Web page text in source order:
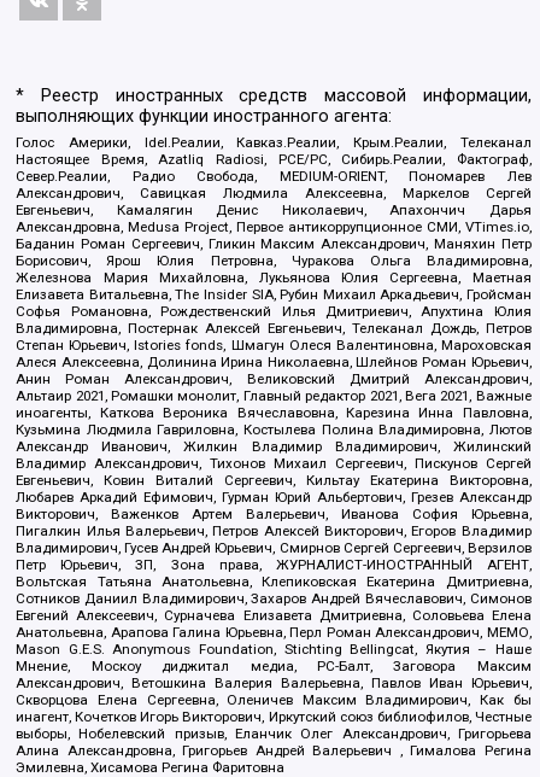
* Реестр иностранных средств массовой информации,
выполняющих функции иностранного агента:
Голос Америки, Idel.Реалии, Кавказ.Реалии, Крым.Реалии, Телеканал
Настоящее Время, Azatliq Radiosi, PCE/PC, Сибирь.Реалии, Фактограф,
Север.Реалии, Радио Свобода, MEDIUM-ORIENT, Пономарев Лев
Александрович, Савицкая Людмила Алексеевна, Маркелов Сергей
Евгеньевич, Камалягин Денис Николаевич, Апахончич Дарья
Александровна, Medusa Project, Первое антикоррупционное СМИ, VTimes.io,
Баданин Роман Сергеевич, Гликин Максим Александрович, Маняхин Петр
Борисович, Ярош Юлия Петровна, Чуракова Ольга Владимировна,
Железнова Мария Михайловна, Лукьянова Юлия Сергеевна, Маетная
Елизавета Витальевна, The Insider SIA, Рубин Михаил Аркадьевич, Гройсман
Софья Романовна, Рождественский Илья Дмитриевич, Апухтина Юлия
Владимировна, Постернак Алексей Евгеньевич, Телеканал Дождь, Петров
Степан Юрьевич, Istories fonds, Шмагун Олеся Валентиновна, Мароховская
Алеся Алексеевна, Долинина Ирина Николаевна, Шлейнов Роман Юрьевич,
Анин Роман Александрович, Великовский Дмитрий Александрович,
Альтаир 2021, Ромашки монолит, Главный редактор 2021, Вега 2021, Важные
иноагенты, Каткова Вероника Вячеславовна, Карезина Инна Павловна,
Кузьмина Людмила Гавриловна, Костылева Полина Владимировна, Лютов
Александр Иванович, Жилкин Владимир Владимирович, Жилинский
Владимир Александрович, Тихонов Михаил Сергеевич, Пискунов Сергей
Евгеньевич, Ковин Виталий Сергеевич, Кильтау Екатерина Викторовна,
Любарев Аркадий Ефимович, Гурман Юрий Альбертович, Грезев Александр
Викторович, Важенков Артем Валерьевич, Иванова София Юрьевна,
Пигалкин Илья Валерьевич, Петров Алексей Викторович, Егоров Владимир
Владимирович, Гусев Андрей Юрьевич, Смирнов Сергей Сергеевич, Верзилов
Петр Юрьевич, ЗП, Зона права, ЖУРНАЛИСТ-ИНОСТРАННЫЙ АГЕНТ,
Вольтская Татьяна Анатольевна, Клепиковская Екатерина Дмитриевна,
Сотников Даниил Владимирович, Захаров Андрей Вячеславович, Симонов
Евгений Алексеевич, Сурначева Елизавета Дмитриевна, Соловьева Елена
Анатольевна, Арапова Галина Юрьевна, Перл Роман Александрович, МЕМО,
Mason G.E.S. Anonymous Foundation, Stichting Bellingcat, Якутия – Наше
Мнение, Москоу диджитал медиа, РС-Балт, Заговора Максим
Александрович, Ветошкина Валерия Валерьевна, Павлов Иван Юрьевич,
Скворцова Елена Сергеевна, Оленичев Максим Владимирович, Как бы
инагент, Кочетков Игорь Викторович, Иркутский союз библиофилов, Честные
выборы, Нобелевский призыв, Еланчик Олег Александрович, Григорьева
Алина Александровна, Григорьев Андрей Валерьевич , Гималова Регина
Эмилевна, Хисамова Регина Фаритовна